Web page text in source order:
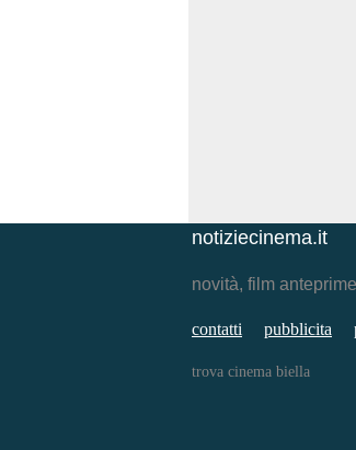
notiziecinema.it
novità, film
contatti pubblicita
trova cinema biella